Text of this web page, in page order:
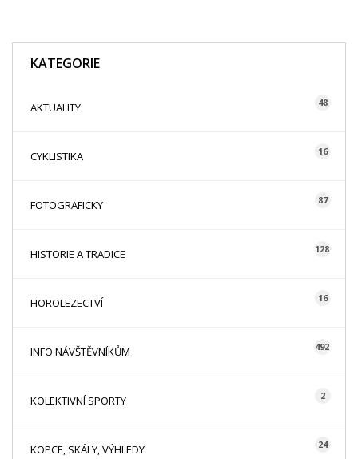
KATEGORIE
AKTUALITY 48
CYKLISTIKA 16
FOTOGRAFICKY 87
HISTORIE A TRADICE 128
HOROLEZECTVÍ 16
INFO NÁVŠTĚVNÍKŮM 492
KOLEKTIVNÍ SPORTY 2
KOPCE, SKÁLY, VÝHLEDY 24